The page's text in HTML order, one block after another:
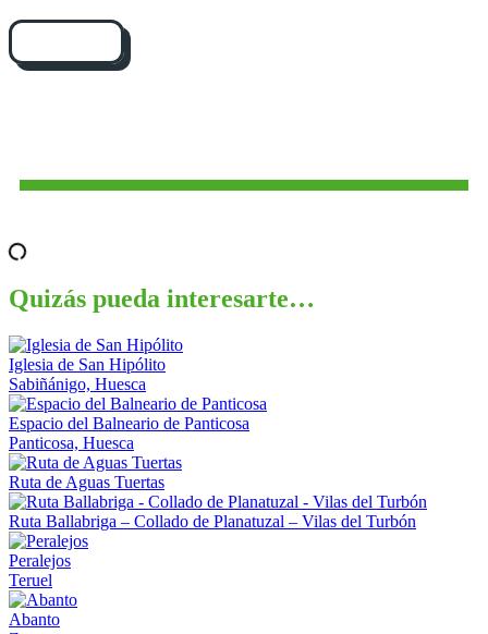
Quizás pueda interesarte…
Iglesia de San Hipólito
Sabiñánigo, Huesca
Espacio del Balneario de Panticosa
Panticosa, Huesca
Ruta de Aguas Tuertas
Ruta Ballabriga – Collado de Planatuzal – Vilas del Turbón
Peralejos
Teruel
Abanto